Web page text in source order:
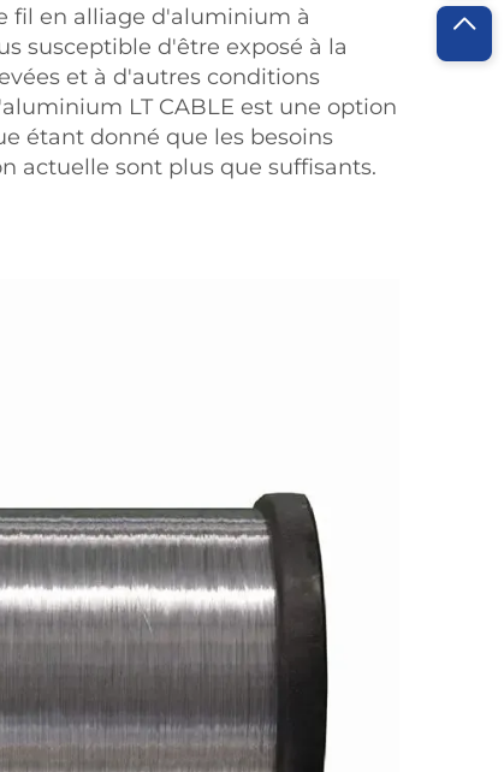
fil en alliage d'aluminium à
susceptible d'être exposé à la
et à d'autres conditions
LT CABLE est une option
étant donné que les besoins
actuelle sont plus que suffisants.